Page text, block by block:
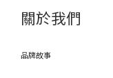
關於我們
品牌故事